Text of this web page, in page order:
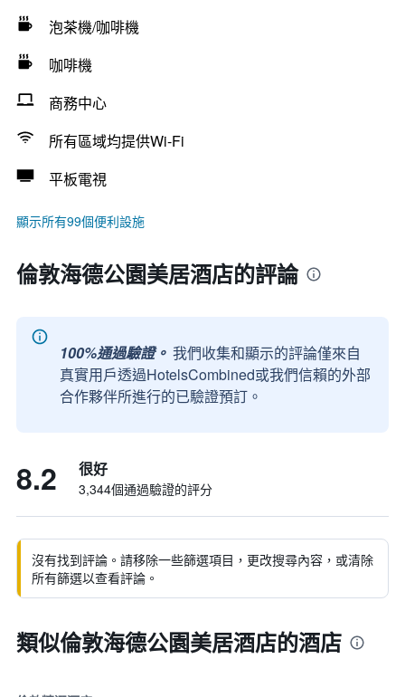
泡茶機/咖啡機
咖啡機
商務中心
所有區域均提供Wi-Fi
平板電視
顯示所有99個便利設施
倫敦海德公園美居酒店的評論
100%通過驗證。 我們收集和顯示的評論僅來自
真實用戶透過HotelsCombined或我們信賴的外部
合作夥伴所進行的已驗證預訂。
8.2 很好
3,344個通過驗證的評分
沒有找到評論。請移除一些篩選項目，更改搜尋內容，或清除
所有篩選以查看評論。
類似倫敦海德公園美居酒店的酒店